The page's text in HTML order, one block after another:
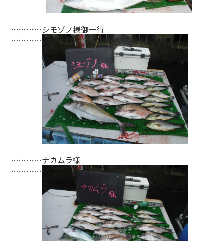
…………シモゾノ様御一行
…………
…………ナカムラ様
…………